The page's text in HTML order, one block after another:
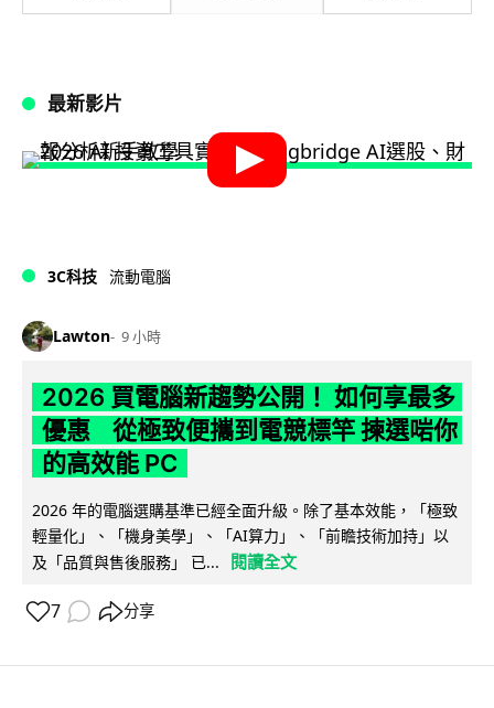
最新影片
3C科技 流動電腦
Lawton 9 小時
2026 買電腦新趨勢公開！ 如何享最多
優惠 從極致便攜到電競標竿 揀選啱你
的高效能 PC
2026 年的電腦選購基準已經全面升級。除了基本效能，「極致
輕量化」、「機身美學」、「AI算力」、「前瞻技術加持」以
及「品質與售後服務」 已...
閱讀全文
7 分享